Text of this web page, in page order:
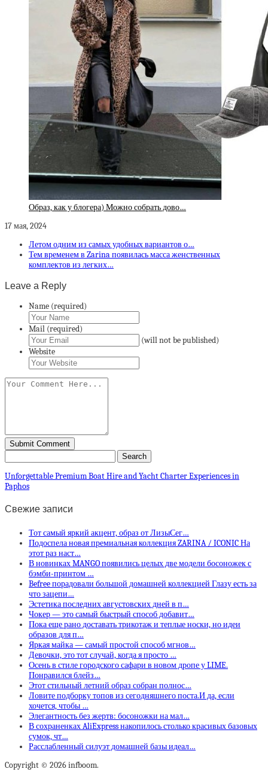
Образ, как у блогера) Можно собрать дово…
17 мая, 2024
Летом одним из самых удобных вариантов о…
Тем временем в Zarina появилась масса женственных
комплектов из легких…
Leave a Reply
Name (required)
Mail (required)
(will not be published)
Website
Unforgettable Premium Boat Hire and Yacht Charter Experiences in
Paphos
Свежие записи
Тот самый яркий акцент, образ от ЛизыСег…
Подоспела новая премиальная коллекция ZARINA / ICONIC На
этот раз наст…
В новинках MANGO появились целых две модели босоножек с
бэмби-принтом …
Befree порадовали большой домашней коллекцией Глазу есть за
что зацепи…
Эстетика последних августовских дней в п…
Чокер — это самый быстрый способ добавит…
Пока еще рано доставать трикотаж и теплые носки, но идеи
образов для п…
Яркая майка — самый простой способ мгнов…
Девочки, это тот случай, когда я просто …
Осень в стиле городского сафари в новом дропе у LIME.
Понравился блейз…
Этот стильный летний образ собран полнос…
Ловите подборку топов из сегодняшнего поста.И да, если
хочется, чтобы …
Элегантность без жертв: босоножки на мал…
В сохраненках AliExpress накопилось столько красивых базовых
сумок, чт…
Расслабленный силуэт домашней базы идеал…
Copyright © 2026 infboom.